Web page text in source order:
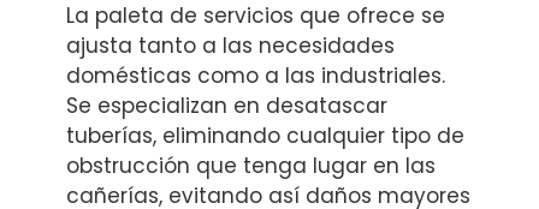
La paleta de servicios que ofrece se
ajusta tanto a las necesidades
domésticas como a las industriales.
Se especializan en desatascar
tuberías, eliminando cualquier tipo de
obstrucción que tenga lugar en las
cañerías, evitando así daños mayores